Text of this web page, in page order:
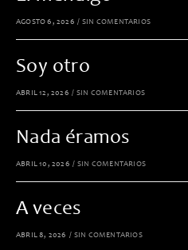
AGOSTO 6, 2026 / SIN COMENTARIOS
Soy otro
ABRIL 12, 2026 / SIN COMENTARIOS
Nada éramos
ABRIL 10, 2026 / SIN COMENTARIOS
A veces
ABRIL 8, 2026 / SIN COMENTARIOS